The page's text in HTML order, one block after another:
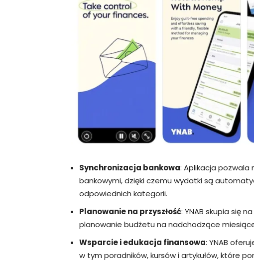
Synchronizacja bankowa: Aplikacja pozwala
bankowymi, dzięki czemu wydatki są
odpowiednich kategorii.
Planowanie na przyszłość: YNAB skupia się
planowanie budżetu na nadchodzące
Wsparcie i edukacja finansowa: YNAB
w tym poradników, kursów i artykułów, które